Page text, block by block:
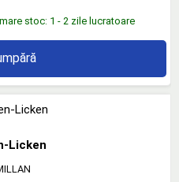
stoc: 1 - 2 zile lucratoare
Licken